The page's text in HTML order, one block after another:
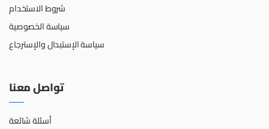
شروط الاستخدام
سياسة الخصوصية
سياسة الإستبدال والإسترجاع
تواصل معنا
أسئلة شائعة